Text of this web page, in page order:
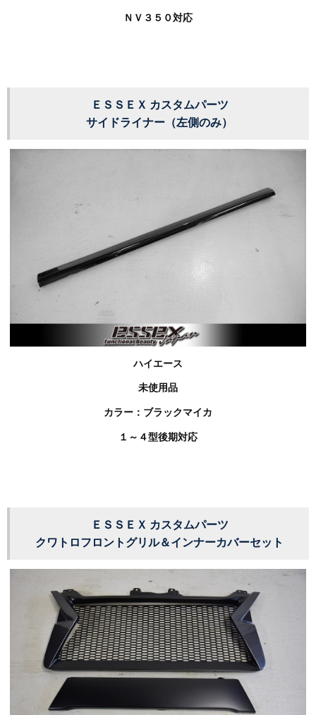
ＮＶ３５０対応
ＥＳＳＥＸ カスタムパーツ
サイドライナー（左側のみ）
ハイエース
未使用品
カラー：ブラックマイカ
１～４型後期対応
ＥＳＳＥＸ カスタムパーツ
クワトロフロントグリル＆インナーカバーセット